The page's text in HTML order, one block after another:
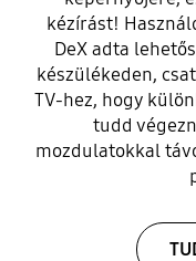
kézírást!
DeX adta
készülékeden,
TV-hez, hogy
tudd
mozdulatokkal